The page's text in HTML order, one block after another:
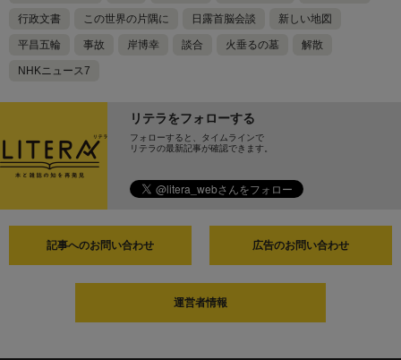
行政文書 この世界の片隅に 日露首脳会談 新しい地図
平昌五輪 事故 岸博幸 談合 火垂るの墓 解散
NHKニュース7
リテラをフォローする
フォローすると、タイムラインで
リテラの最新記事が確認できます。
記事へのお問い合わせ 広告のお問い合わせ
運営者情報